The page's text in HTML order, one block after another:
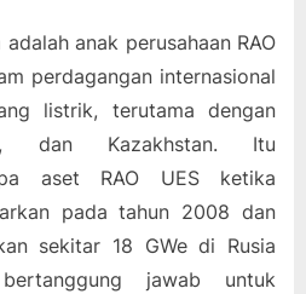
anak perusahaan RAO
perdagangan internasional
listrik, terutama dengan
dan Kazakhstan. Itu
aset RAO UES ketika
pada tahun 2008 dan
sekitar 18 GWe di Rusia
jawab untuk